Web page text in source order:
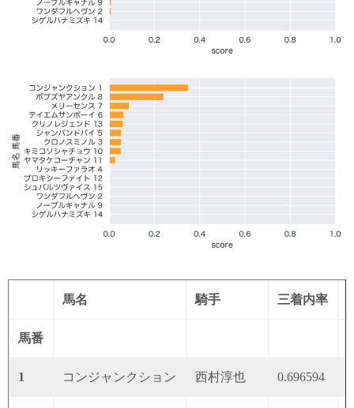
馬名 騎手 三着内率
馬番
1 コンジャンクション 西村淳也 0.696594